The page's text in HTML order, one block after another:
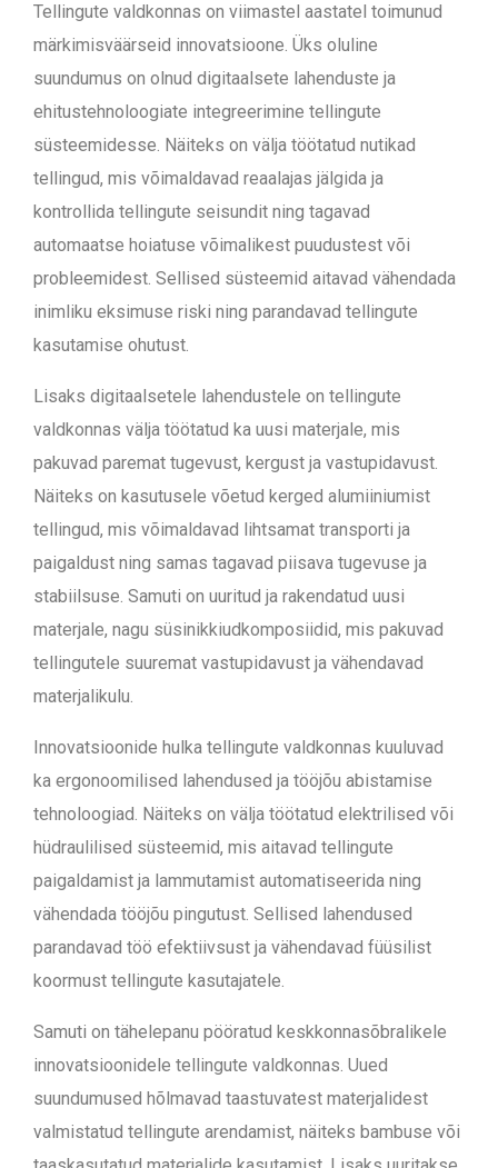
Tellingute valdkonnas on viimastel aastatel toimunud
märkimisväärseid innovatsioone. Üks oluline
suundumus on olnud digitaalsete lahenduste ja
ehitustehnoloogiate integreerimine tellingute
süsteemidesse. Näiteks on välja töötatud nutikad
tellingud, mis võimaldavad reaalajas jälgida ja
kontrollida tellingute seisundit ning tagavad
automaatse hoiatuse võimalikest puudustest või
probleemidest. Sellised süsteemid aitavad vähendada
inimliku eksimuse riski ning parandavad tellingute
kasutamise ohutust.
Lisaks digitaalsetele lahendustele on tellingute
valdkonnas välja töötatud ka uusi materjale, mis
pakuvad paremat tugevust, kergust ja vastupidavust.
Näiteks on kasutusele võetud kerged alumiiniumist
tellingud, mis võimaldavad lihtsamat transporti ja
paigaldust ning samas tagavad piisava tugevuse ja
stabiilsuse. Samuti on uuritud ja rakendatud uusi
materjale, nagu süsinikkiudkomposiidid, mis pakuvad
tellingutele suuremat vastupidavust ja vähendavad
materjalikulu.
Innovatsioonide hulka tellingute valdkonnas kuuluvad
ka ergonoomilised lahendused ja tööjõu abistamise
tehnoloogiad. Näiteks on välja töötatud elektrilised või
hüdraulilised süsteemid, mis aitavad tellingute
paigaldamist ja lammutamist automatiseerida ning
vähendada tööjõu pingutust. Sellised lahendused
parandavad töö efektiivsust ja vähendavad füüsilist
koormust tellingute kasutajatele.
Samuti on tähelepanu pööratud keskkonnasõbralikele
innovatsioonidele tellingute valdkonnas. Uued
suundumused hõlmavad taastuvatest materjalidest
valmistatud tellingute arendamist, näiteks bambuse või